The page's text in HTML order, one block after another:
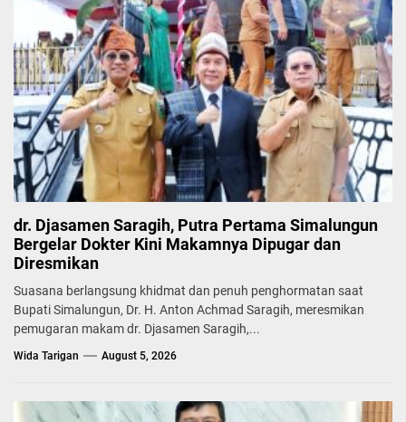
dr. Djasamen Saragih, Putra Pertama Simalungun
Bergelar Dokter Kini Makamnya Dipugar dan
Diresmikan
Suasana berlangsung khidmat dan penuh penghormatan saat
Bupati Simalungun, Dr. H. Anton Achmad Saragih, meresmikan
pemugaran makam dr. Djasamen Saragih,...
Wida Tarigan August 5, 2026